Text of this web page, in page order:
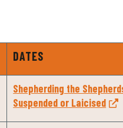
DATES
Shepherding the
Suspended or Laicised